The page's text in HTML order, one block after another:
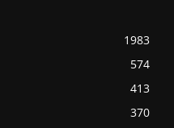
1983
574
413
370